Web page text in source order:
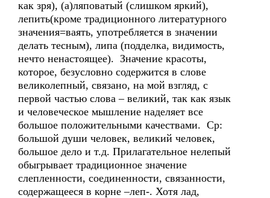
как зря), (а)ляповатый (слишком яркий),
лепить(кроме традиционного литературного
значения=ваять, употребляется в значении
делать тесным), липа (подделка, видимость,
нечто ненастоящее). Значение красоты,
которое, безусловно содержится в слове
великолепный, связано, на мой взгляд, с
первой частью слова – великий, так как язык
и человеческое мышление наделяет все
большое положительными качествами. Ср:
большой души человек, великий человек,
большое дело и т.д. Прилагательное нелепый
обыгрывает традиционное значение
слепленности, соединенности, связанности,
содержащееся в корне –леп-. Хотя лад,